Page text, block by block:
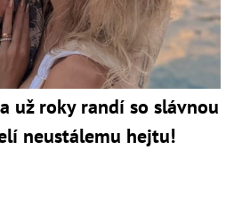
už roky randí so slávnou
neustálemu hejtu!